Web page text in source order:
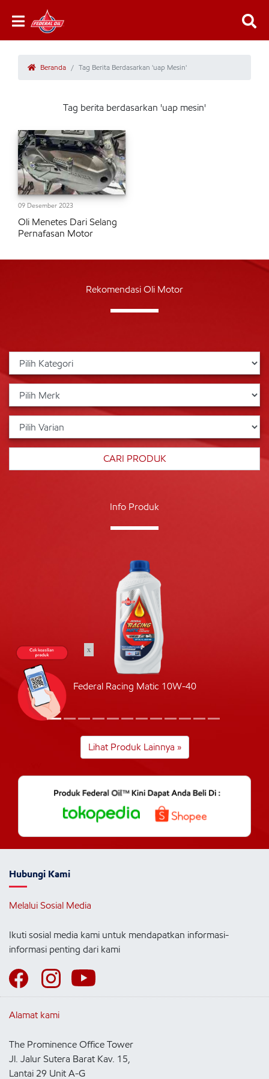
Beranda Tag Berita Berdasarkan 'uap Mesin'
Tag berita berdasarkan 'uap mesin'
09 Desember 2023
Oli Menetes Dari Selang
Pernafasan Motor
Rekomendasi Oli Motor
Info Produk
Federal Racing Matic 10W-40
Lihat Produk Lainnya »
Hubungi Kami
Melalui Sosial Media
Ikuti sosial media kami untuk mendapatkan informasi-
informasi penting dari kami
Alamat kami
The Prominence Office Tower
Jl. Jalur Sutera Barat Kav. 15,
Lantai 29 Unit A-G
x